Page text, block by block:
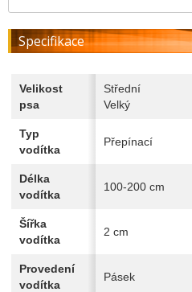
Specifikace
Velikost
psa
Střední
Velký
Typ
vodítka
Přepínací
Délka
vodítka
100-200 cm
Šířka
vodítka
2 cm
Provedení
vodítka
Pásek